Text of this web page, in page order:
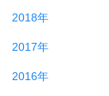
2018年
2017年
2016年